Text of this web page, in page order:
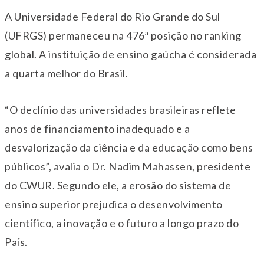
A Universidade Federal do Rio Grande do Sul
(UFRGS) permaneceu na 476ª posição no ranking
global. A instituição de ensino gaúcha é considerada
a quarta melhor do Brasil.
“O declínio das universidades brasileiras reflete
anos de financiamento inadequado e a
desvalorização da ciência e da educação como bens
públicos”, avalia o Dr. Nadim Mahassen, presidente
do CWUR. Segundo ele, a erosão do sistema de
ensino superior prejudica o desenvolvimento
científico, a inovação e o futuro a longo prazo do
País.